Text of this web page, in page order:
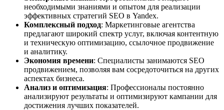
необходимыми знаниями и опытом для реализации
эффективных стратегий SEO в Yandex.
Комплексный подход: Маркетинговые агентства
предлагают широкий спектр услуг, включая контентную
и техническую оптимизацию, ссылочное продвижение
и аналитику.
Экономия времени: Специалисты занимаются SEO
продвижением, позволяя вам сосредоточиться на других
аспектах бизнеса.
Анализ и оптимизация: Профессионалы постоянно
анализируют результаты и оптимизируют кампании для
достижения лучших показателей.